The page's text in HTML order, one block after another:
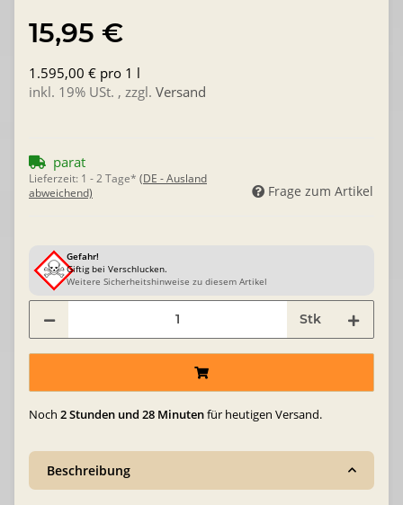
15,95 €
1.595,00 € pro 1 l
inkl. 19% USt. , zzgl. Versand
parat
Lieferzeit: 1 - 2 Tage* (DE - Ausland
abweichend)
Frage zum Artikel
Gefahr!
Giftig bei Verschlucken.
Weitere Sicherheitshinweise zu diesem Artikel
Stk
Noch 2 Stunden und 28 Minutenfür heutigen Versand.
Beschreibung